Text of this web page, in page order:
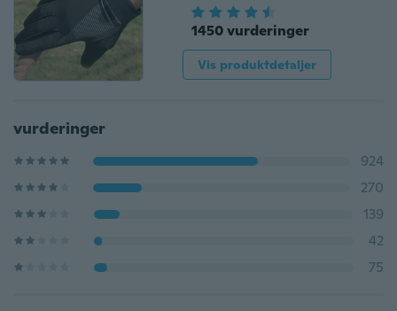
1450 vurderinger
Vis produktdetaljer
vurderinger
924
270
139
42
75